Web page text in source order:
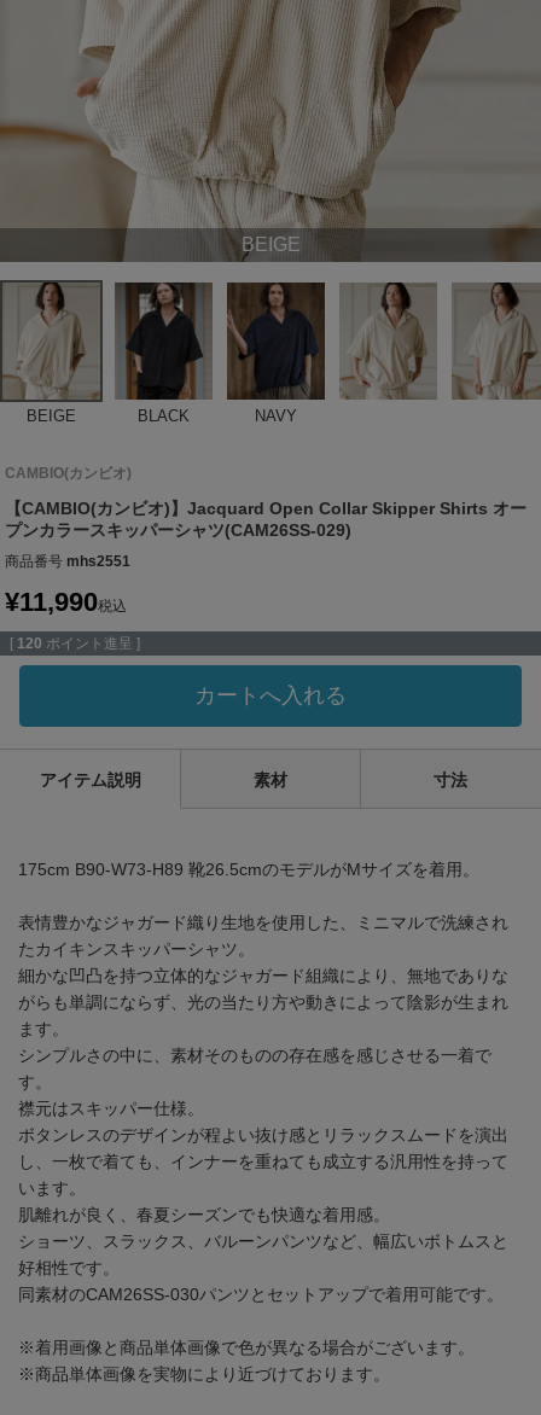
BEIGE
BEIGE BLACK NAVY
CAMBIO(カンビオ)
【CAMBIO(カンビオ)】Jacquard Open Collar Skipper Shirts オー
プンカラースキッパーシャツ(CAM26SS-029)
商品番号 mhs2551
¥11,990税込
[ 120 ポイント進呈 ]
カートへ入れる
アイテム説明 素材 寸法
175cm B90-W73-H89 靴26.5cmのモデルがMサイズを着用。
表情豊かなジャガード織り生地を使用した、ミニマルで洗練され
たカイキンスキッパーシャツ。
細かな凹凸を持つ立体的なジャガード組織により、無地でありな
がらも単調にならず、光の当たり方や動きによって陰影が生まれ
ます。
シンプルさの中に、素材そのものの存在感を感じさせる一着で
す。
襟元はスキッパー仕様。
ボタンレスのデザインが程よい抜け感とリラックスムードを演出
し、一枚で着ても、インナーを重ねても成立する汎用性を持って
います。
肌離れが良く、春夏シーズンでも快適な着用感。
ショーツ、スラックス、バルーンパンツなど、幅広いボトムスと
好相性です。
同素材のCAM26SS-030パンツとセットアップで着用可能です。
※着用画像と商品単体画像で色が異なる場合がございます。
※商品単体画像を実物により近づけております。